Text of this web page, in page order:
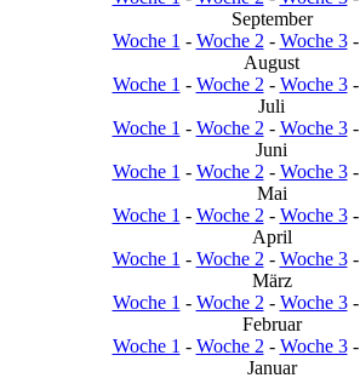
September
Woche 1 - Woche 2 - Woche 3-
August
Woche 1 - Woche 2 - Woche 3-
Juli
Woche 1 - Woche 2 - Woche 3-
Juni
Woche 1 - Woche 2 - Woche 3-
Mai
Woche 1 - Woche 2 - Woche 3-
April
Woche 1 - Woche 2 - Woche 3-
März
Woche 1 - Woche 2 - Woche 3-
Februar
Woche 1 - Woche 2 - Woche 3-
Januar